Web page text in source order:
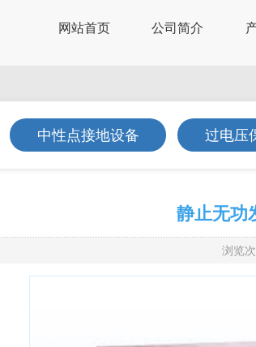
网站首页 公司简介
中性点接地设备 过电压
静止无功
浏览